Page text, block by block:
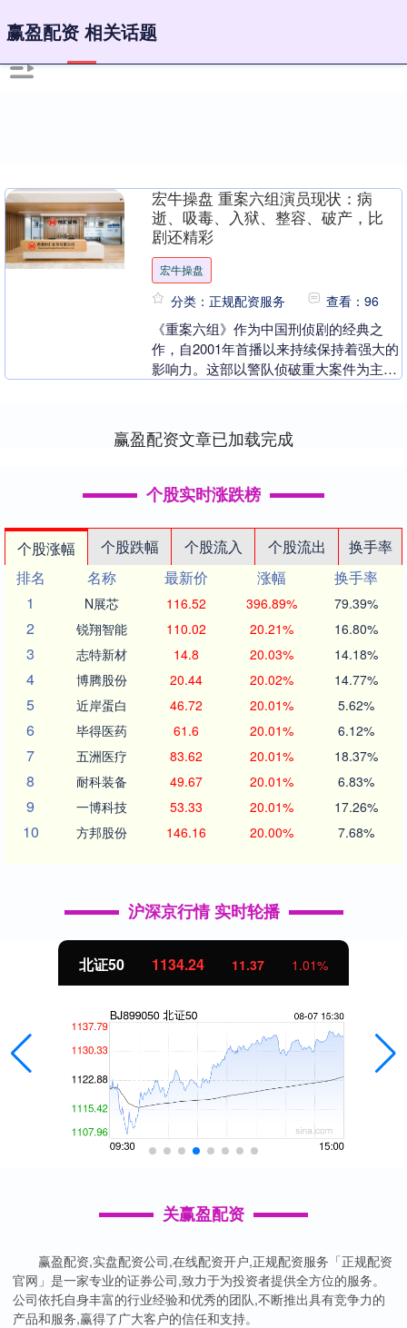
赢盈配资 相关话题
宏牛操盘 重案六组演员现状：病
逝、吸毒、入狱、整容、破产，比
剧还精彩
宏牛操盘
分类：正规配资服务 查看：96
《重案六组》作为中国刑侦剧的经典之
作，自2001年首播以来持续保持着强大的
影响力。这部以警队侦破重大案件为主线
赢盈配资文章已加载完成
个股实时涨跌榜
个股涨幅 个股跌幅 个股流入 个股流出
换手率
排名
名称 最新价 涨幅
换手率
1
N展芯 116.52 396.89% 79.39%
2 锐翔智能 110.02 20.21% 16.80%
3 志特新材 14.8 20.03% 14.18%
4 博腾股份 20.44 20.02% 14.77%
5 近岸蛋白 46.72 20.01% 5.62%
6 毕得医药 61.6 20.01% 6.12%
7 五洲医疗 83.62 20.01% 18.37%
8 耐科装备 49.67 20.01% 6.83%
9 一博科技 53.33 20.01% 17.26%
10 方邦股份 146.16 20.00% 7.68%
沪深京行情 实时轮播
北证50 1134.24 11.37 1.01%
关赢盈配资
赢盈配资,实盘配资公司,在线配资开户,正规配资服务「正规配资
官网」是一家专业的证券公司,致力于为投资者提供全方位的服务。
公司依托自身丰富的行业经验和优秀的团队,不断推出具有竞争力的
产品和服务,赢得了广大客户的信任和支持。